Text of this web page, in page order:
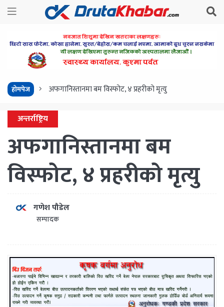
होमपेज अफगानिस्तानमा बम विस्फोट, ४ प्रहरीको मृत्यु
अन्तर्राष्ट्रिय
अफगानिस्तानमा बम
विस्फोट, ४ प्रहरीको मृत्यु
गणेश पौडेल
सम्पादक